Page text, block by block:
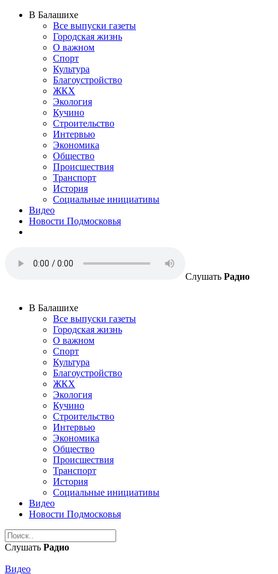
В Балашихе
Все выпуски газеты
Городская жизнь
О важном
Спорт
Культура
Благоустройство
ЖКХ
Экология
Кучино
Строительство
Интервью
Экономика
Общество
Происшествия
Транспорт
История
Социальные инициативы
Видео
Новости Подмосковья
Слушать Радио
В Балашихе
Все выпуски газеты
Городская жизнь
О важном
Спорт
Культура
Благоустройство
ЖКХ
Экология
Кучино
Строительство
Интервью
Экономика
Общество
Происшествия
Транспорт
История
Социальные инициативы
Видео
Новости Подмосковья
Слушать Радио
Видео